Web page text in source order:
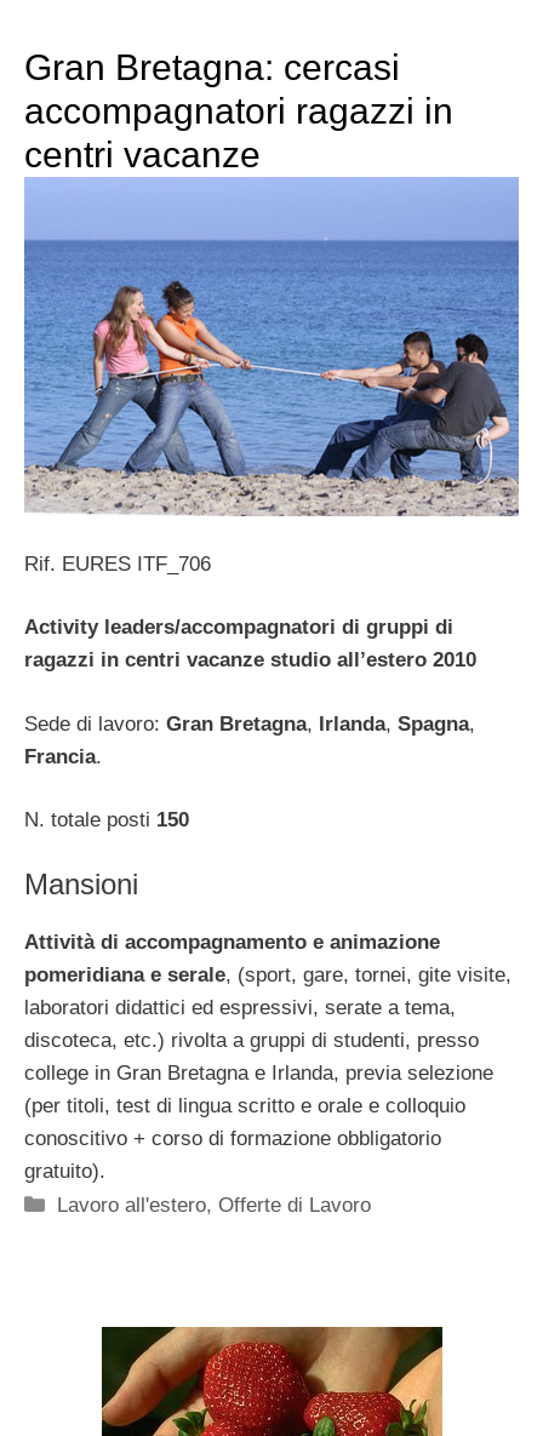
Gran Bretagna: cercasi
accompagnatori ragazzi in
centri vacanze
Rif. EURES ITF_706
Activity leaders/accompagnatori di gruppi di
ragazzi in centri vacanze studio all’estero 2010
Sede di lavoro: Gran Bretagna, Irlanda, Spagna,
Francia.
N. totale posti 150
Mansioni
Attività di accompagnamento e animazione
pomeridiana e serale, (sport, gare, tornei, gite visite,
laboratori didattici ed espressivi, serate a tema,
discoteca, etc.) rivolta a gruppi di studenti, presso
college in Gran Bretagna e Irlanda, previa selezione
(per titoli, test di lingua scritto e orale e colloquio
conoscitivo + corso di formazione obbligatorio
gratuito).
Categorie
Lavoro all'estero,Offerte di Lavoro